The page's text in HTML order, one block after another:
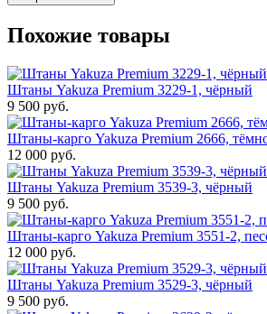
Похожие товары
Штаны Yakuza Premium 3229-1, чёрный
9 500 руб.
Штаны-карго Yakuza Premium 2666,
12 000 руб.
Штаны Yakuza Premium 3539-3, чёрный
9 500 руб.
Штаны-карго Yakuza Premium 3551-2,
12 000 руб.
Штаны Yakuza Premium 3529-3, чёрный
9 500 руб.